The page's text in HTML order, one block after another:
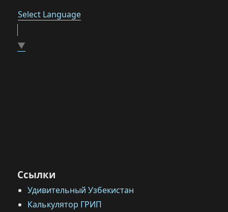
Select Language
▼
Ссылки
Удивительный Узбекистан
Калькулятор ГРИП